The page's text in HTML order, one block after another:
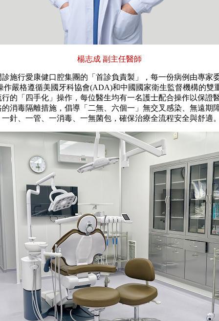
楊志成 副主任醫師
行愛康健口腔集團的「首診負責製」，每一份病例由專家
作嚴格遵循美國牙科協會(ADA)和中國國家衛生監督機構的雙
的「四手化」操作，每位醫生均有一名護士配合操作以保證
消毒隔離措施，倡導「二無、六個一」無交叉感染、無遠期
針、一管、一消毒、一無菌包，確保治療全流程安全與舒適